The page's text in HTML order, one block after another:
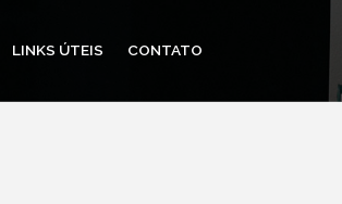
LINKS ÚTEIS CONTATO